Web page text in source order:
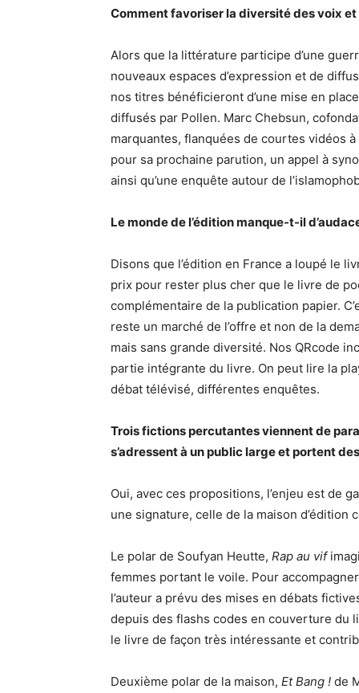
Comment favoriser la diversité des voix et
Alors que la littérature participe d’une
nouveaux espaces d’expression et de
nos titres bénéficieront d’une mise en
diffusés par Pollen. Marc Chebsun,
marquantes, flanquées de courtes vidéos
pour sa prochaine parution, un appel à
ainsi qu’une enquête autour de
Le monde de l’édition manque-t-il
Disons que l’édition en France a loupé le
prix pour rester plus cher que le livre de
complémentaire de la publication papier.
reste un marché de l’offre et non de la
mais sans grande diversité. Nos QRcode
partie intégrante du livre. On peut lire la
débat télévisé, différentes enquêtes.
Trois fictions percutantes viennent de
s’adressent à un public large et portent
Oui, avec ces propositions, l’enjeu est de
une signature, celle de la maison d’édition
Le polar de Soufyan Heutte, Rap au vif
femmes portant le voile. Pour
l’auteur a prévu des mises en débats
depuis des flashs codes en couverture du
le livre de façon très intéressante et
Deuxième polar de la maison, Et Bang ! de